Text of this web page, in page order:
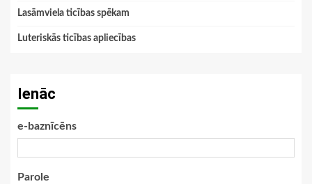
Lasāmviela ticības spēkam
Luteriskās ticības apliecības
Ienāc
e-baznīcēns
Parole